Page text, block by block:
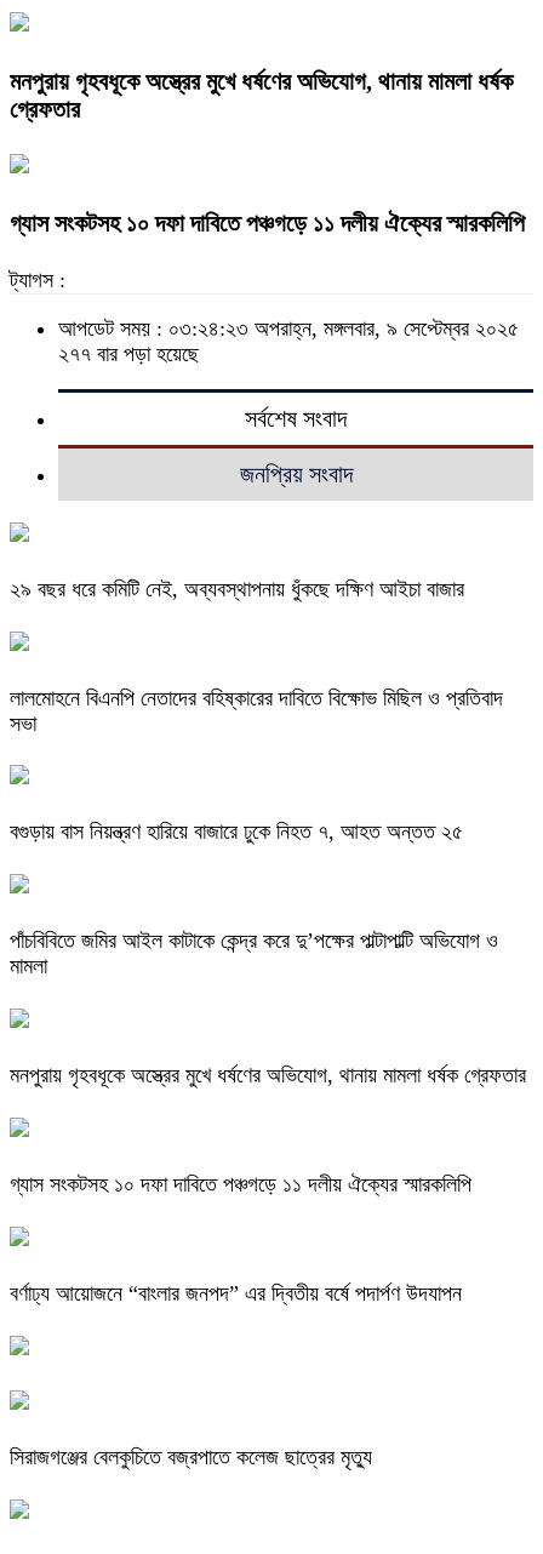
মনপুরায় গৃহবধূকে অস্ত্রের মুখে ধর্ষণের অভিযোগ, থানায় মামলা ধর্ষক
গ্রেফতার
গ্যাস সংকটসহ ১০ দফা দাবিতে পঞ্চগড়ে ১১ দলীয় ঐক্যের স্মারকলিপি
ট্যাগস :
আপডেট সময় : ০৩:২৪:২৩ অপরাহ্ন, মঙ্গলবার, ৯ সেপ্টেম্বর ২০২৫
২৭৭ বার পড়া হয়েছে
সর্বশেষ সংবাদ
জনপ্রিয় সংবাদ
২৯ বছর ধরে কমিটি নেই, অব্যবস্থাপনায় ধুঁকছে দক্ষিণ আইচা বাজার
লালমোহনে বিএনপি নেতাদের বহিষ্কারের দাবিতে বিক্ষোভ মিছিল ও প্রতিবাদ
সভা
বগুড়ায় বাস নিয়ন্ত্রণ হারিয়ে বাজারে ঢুকে নিহত ৭, আহত অন্তত ২৫
পাঁচবিবিতে জমির আইল কাটাকে কেন্দ্র করে দু’পক্ষের পাল্টাপাল্টি অভিযোগ ও
মামলা
মনপুরায় গৃহবধূকে অস্ত্রের মুখে ধর্ষণের অভিযোগ, থানায় মামলা ধর্ষক গ্রেফতার
গ্যাস সংকটসহ ১০ দফা দাবিতে পঞ্চগড়ে ১১ দলীয় ঐক্যের স্মারকলিপি
বর্ণাঢ্য আয়োজনে “বাংলার জনপদ” এর দ্বিতীয় বর্ষে পদার্পণ উদযাপন
সিরাজগঞ্জের বেলকুচিতে বজ্রপাতে কলেজ ছাত্রের মৃত্যু